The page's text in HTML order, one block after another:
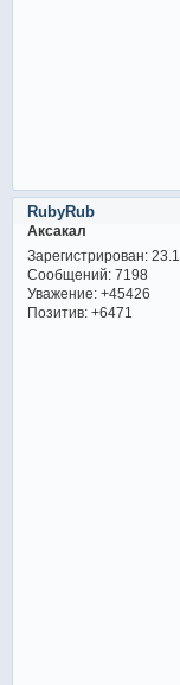
RubyRub
Аксакал
Зарегистрирован:
Сообщений:7198
Уважение: +45426
Позитив: +6471